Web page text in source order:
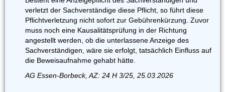
verletzt der Sachverständige diese Pflicht, so führt diese
Pflichtverletzung nicht sofort zur Gebührenkürzung. Zuvor
muss noch eine Kausalitätsprüfung in der Richtung
angestellt werden, ob die unterlassene Anzeige des
Sachverständigen, wäre sie erfolgt, tatsächlich Einfluss auf
die Beweisaufnahme gehabt hätte.
AG Essen-Borbeck, AZ: 24 H 3/25, 25.03.2026